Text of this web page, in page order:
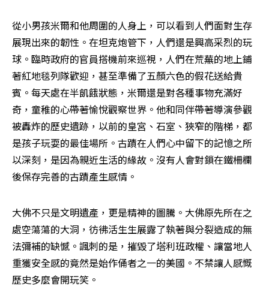
從小男孩米爾和他周圍的人身上，可以看到人們面對生存
展現出來的韌性。在坦克炮管下，人們還是興高采烈的玩
球。臨時政府的官員搭機前來巡視，人們在荒蕪的地上鋪
著紅地毯列隊歡迎，甚至準備了五顏六色的假花送給貴
賓。每天處在半飢餓狀態，米爾還是對各種事物充滿好
奇，童稚的心帶著愉悅觀察世界。他和同伴帶著導演參觀
被轟炸的歷史遺跡，以前的皇宮、石室、狹窄的階梯，都
是孩子玩耍的最佳場所。古蹟在人們心中留下的記憶之所
以深刻，是因為親近生活的緣故。沒有人會對鎖在鐵柵欄
後保存完善的古蹟產生感情。
大佛不只是文明遺產，更是精神的圖騰。大佛原先所在之
處空蕩蕩的大洞，彷彿活生生展露了執著與分裂造成的無
法彌補的缺憾。諷刺的是，摧毀了塔利班政權、讓當地人
重獲安全感的竟然是始作俑者之一的美國。不禁讓人感慨
歷史多麼會開玩笑。